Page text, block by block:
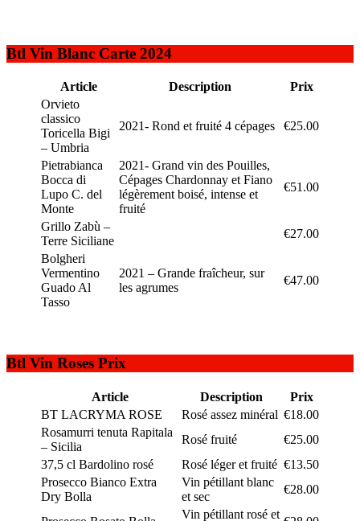
Btl Vin Blanc Carte 2024
Article Description
Prix
Orvieto
classico
Toricella Bigi
– Umbria
2021- Rond et fruité 4 cépages €25.00
Pietrabianca
Bocca di
Lupo C. del
Monte
2021- Grand vin des Pouilles,
Cépages Chardonnay et Fiano
légèrement boisé, intense et
fruité
€51.00
Grillo Zabù –
Terre Siciliane
€27.00
Bolgheri
Vermentino
Guado Al
Tasso
2021 – Grande fraîcheur, sur
les agrumes
€47.00
Btl Vin Roses Prix
Article Description
Prix
BT LACRYMA ROSE
Rosé assez minéral €18.00
Rosamurri tenuta Rapitala
– Sicilia
Rosé fruité
€25.00
37,5 cl Bardolino rosé
Rosé léger et fruité €13.50
Prosecco Bianco Extra
Dry Bolla
Vin pétillant blanc
et sec
€28.00
Vin pétillant rosé et